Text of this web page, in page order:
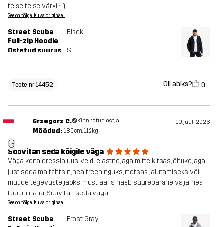
teise teise värvi :-).
See on tõlge. Kuva originaal
Street Scuba
Full-zip Hoodie
Black
Ostetud suurus S
Toote nr 14452 Oli abiks? 0
G
Grzegorz C. Kinnitatud ostja 19. juuli 2026
Mõõdud: 180cm, 112kg
Soovitan seda kõigile väga
Väga kena dressipluus, veidi elastne, aga mitte kitsas, õhuke, aga
just seda ma tahtsin, hea treeninguks, metsas jalutamiseks või
muude tegevuste jaoks, must ääris näeb suurepärane välja, hea
töö on näha. Soovitan seda väga
See on tõlge. Kuva originaal
Street Scuba
Frost Gray